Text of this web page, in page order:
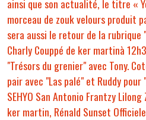
ainsi que son actualité, le titre «
morceau de zouk velours produit
sera aussi le retour de la rubrique
Charly Couppé de ker martinà
"Trésors du grenier" avec Tony.
pair avec "Las palé" et Ruddy
SEHYO San Antonio Frantzy
ker martin, Rénald Sunset